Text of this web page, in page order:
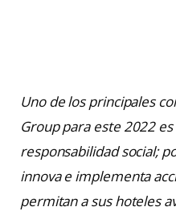
Uno de los principales
Group para este 2022
responsabilidad social;
innova e implementa
permitan a sus hoteles